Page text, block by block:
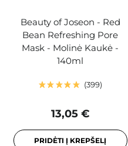
Beauty of Joseon - Red
Bean Refreshing Pore
Mask - Molinė Kaukė -
140ml
399
13,05 €
PRIDĖTI Į KREPŠELĮ